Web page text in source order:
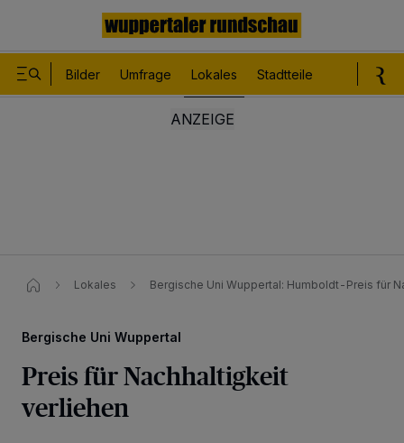
Bilder Umfrage Lokales Stadtteile
Lokales Bergische Uni Wuppertal​: Humboldt-Preis für
Bergische Uni Wuppertal
Preis für Nachhaltigkeit
verliehen